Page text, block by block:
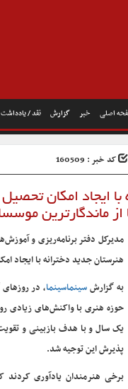
اصلی خبر گزارش نقد / یادداشت
کد خبر : 160509
با ایجاد امکان
ماندگارترین
مدیرکل دفتر برنامه‌ریزی و
هنرستان جدید دخترانه با ایجاد
به گزارشسینماسینما، در
حوزه هنری با واکنش‌های زیادی
یک سال و با هدف بازبینی و
پذیرش این توجیه شد.
برخی هنرمندان یادآوری کردند